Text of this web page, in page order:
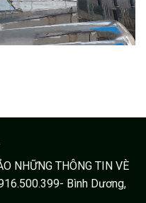
NHỮNG THÔNG TIN VÈ
Bình Dương,